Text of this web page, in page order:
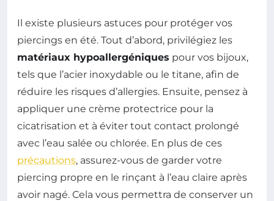
Il existe plusieurs astuces pour protéger vos
piercings en été. Tout d’abord, privilégiez les
matériaux hypoallergéniques pour vos bijoux,
tels que l’acier inoxydable ou le titane, afin de
réduire les risques d’allergies. Ensuite, pensez à
appliquer une crème protectrice pour la
cicatrisation et à éviter tout contact prolongé
avec l’eau salée ou chlorée. En plus de ces
précautions, assurez-vous de garder votre
piercing propre en le rinçant à l’eau claire après
avoir nagé. Cela vous permettra de conserver un